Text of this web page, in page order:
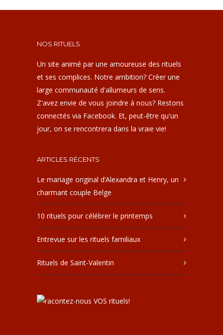
NOS RITUELS
Un site animé par une amoureuse des rituels
et ses complices. Notre ambition? Créer une
large communauté d'allumeurs de sens.
Z'avez envie de vous joindre à nous? Restons
connectés via Facebook. Et, peut-être qu'un
jour, on se rencontrera dans la vraie vie!
ARTICLES RÉCENTS
Le mariage original d’Alexandra et Henry, un
charmant couple Belge
10 rituels pour célébrer le printemps
Entrevue sur les rituels familiaux
Rituels de Saint-Valentin